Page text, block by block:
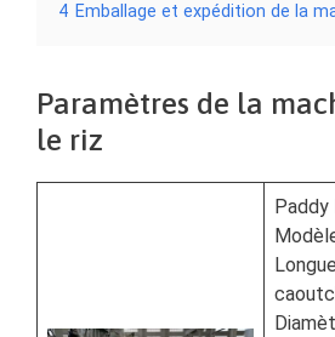
4 Emballage et expédition de la
Paramètres de la
le riz
Paddy